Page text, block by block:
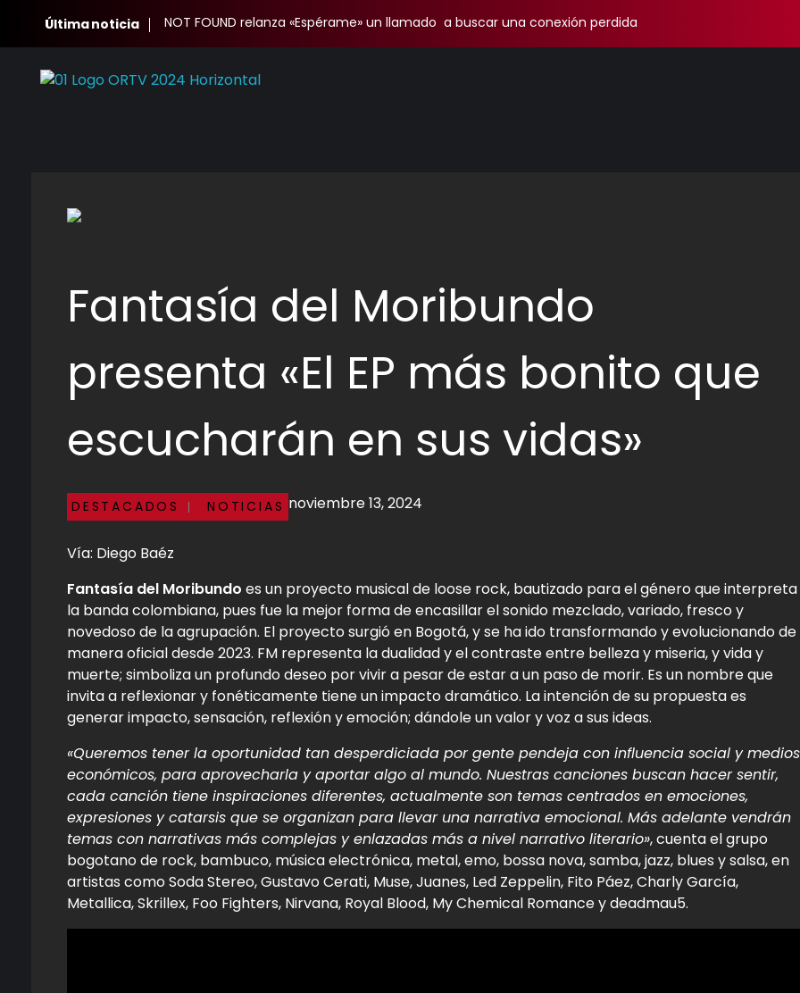
Última noticia NOT FOUND relanza «Espérame» un llamado a buscar una conexión perdida
Fantasía del Moribundo
presenta «El EP más bonito que
escucharán en sus vidas»
noviembre 13, 2024
DESTACADOS NOTICIAS
Vía: Diego Baéz
Fantasía del Moribundo es un proyecto musical de loose rock, bautizado para el género que interpreta
la banda colombiana, pues fue la mejor forma de encasillar el sonido mezclado, variado, fresco y
novedoso de la agrupación. El proyecto surgió en Bogotá, y se ha ido transformando y evolucionando de
manera oficial desde 2023. FM representa la dualidad y el contraste entre belleza y miseria, y vida y
muerte; simboliza un profundo deseo por vivir a pesar de estar a un paso de morir. Es un nombre que
invita a reflexionar y fonéticamente tiene un impacto dramático. La intención de su propuesta es
generar impacto, sensación, reflexión y emoción; dándole un valor y voz a sus ideas.
«Queremos tener la oportunidad tan desperdiciada por gente pendeja con influencia social y medios
económicos, para aprovecharla y aportar algo al mundo. Nuestras canciones buscan hacer sentir,
cada canción tiene inspiraciones diferentes, actualmente son temas centrados en emociones,
expresiones y catarsis que se organizan para llevar una narrativa emocional. Más adelante vendrán
temas con narrativas más complejas y enlazadas más a nivel narrativo literario», cuenta el grupo
bogotano de rock, bambuco, música electrónica, metal, emo, bossa nova, samba, jazz, blues y salsa, en
artistas como Soda Stereo, Gustavo Cerati, Muse, Juanes, Led Zeppelin, Fito Páez, Charly García,
Metallica, Skrillex, Foo Fighters, Nirvana, Royal Blood, My Chemical Romance y deadmau5.